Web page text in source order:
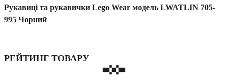
Рукавиці та рукавички Lego Wear модель LWATLIN 705-
995 Чорний
РЕЙТИНГ ТОВАРУ